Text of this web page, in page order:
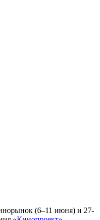
(6–11 июня) и 27-